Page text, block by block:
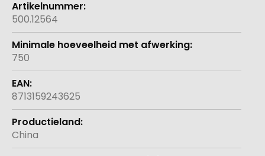
500.12564
750
8713159243625
China